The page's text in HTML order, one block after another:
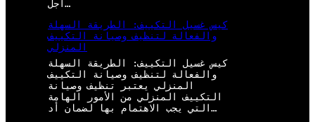
أجل…
كيس غسيل التكييف: الطريقة السهلة
والفعالة لتنظيف وصيانة التكييف
المنزلي
كيس غسيل التكييف: الطريقة السهلة
والفعالة لتنظيف وصيانة التكييف
المنزلي يعتبر تنظيف وصيانة
التكييف المنزلي من الأمور الهامة
التي يجب الاهتمام بها لضمان أد…